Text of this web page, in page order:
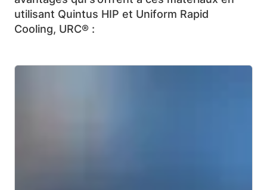
utilisant Quintus HIP et Uniform Rapid
Cooling, URC® :